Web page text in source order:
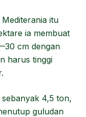
itu
ia membuat
cm dengan
harus tinggi
4,5 ton,
guludan